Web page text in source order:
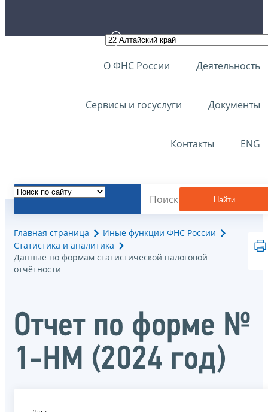
О ФНС России Деятельность
Сервисы и госуслуги Документы
Контакты ENG
Найти
Главная страница
Иные функции ФНС России
Статистика и аналитика
Данные по формам статистической налоговой
отчётности
Отчет по форме №
1-НМ (2024 год)